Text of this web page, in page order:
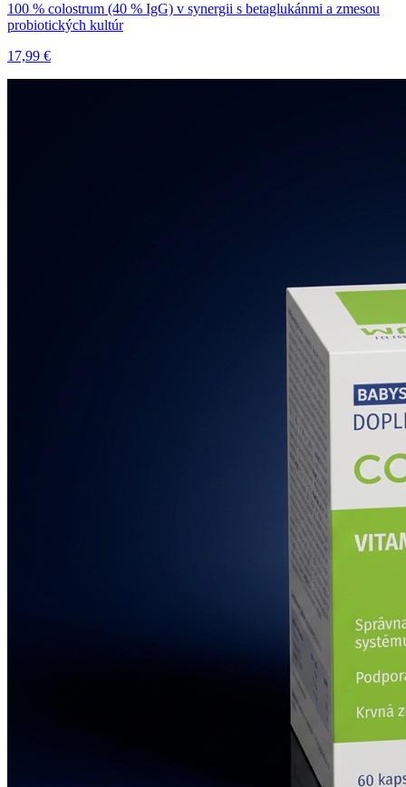
100 % colostrum (40 % IgG) v synergii s betaglukánmi a zmesou
probiotických kultúr
17,99 €